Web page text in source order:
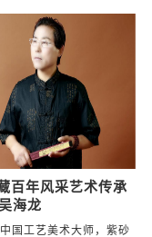
加盟融资好项目 唯
效药方可彻底消灭
加盟融资好项目唯有中医
可彻底消灭新冠病毒访国
传大使李万泉医师今天我
护人民健康中30年自费